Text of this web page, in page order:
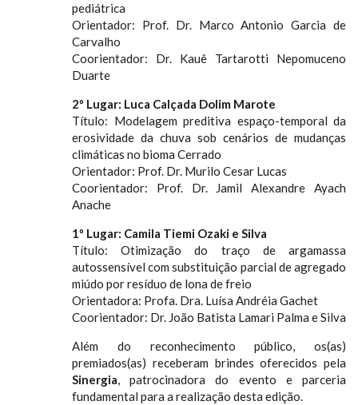
pediátrica
Orientador: Prof. Dr. Marco Antonio Garcia de
Carvalho
Coorientador: Dr. Kauê Tartarotti Nepomuceno
Duarte
2º Lugar: Luca Calçada Dolim Marote
Título: Modelagem preditiva espaço-temporal da
erosividade da chuva sob cenários de mudanças
climáticas no bioma Cerrado
Orientador: Prof. Dr. Murilo Cesar Lucas
Coorientador: Prof. Dr. Jamil Alexandre Ayach
Anache
1º Lugar: Camila Tiemi Ozaki e Silva
Título: Otimização do traço de argamassa
autossensível com substituição parcial de agregado
miúdo por resíduo de lona de freio
Orientadora: Profa. Dra. Luísa Andréia Gachet
Coorientador: Dr. João Batista Lamari Palma e Silva
Além do reconhecimento público, os(as)
premiados(as) receberam brindes oferecidos pela
Sinergia, patrocinadora do evento e parceria
fundamental para a realização desta edição.